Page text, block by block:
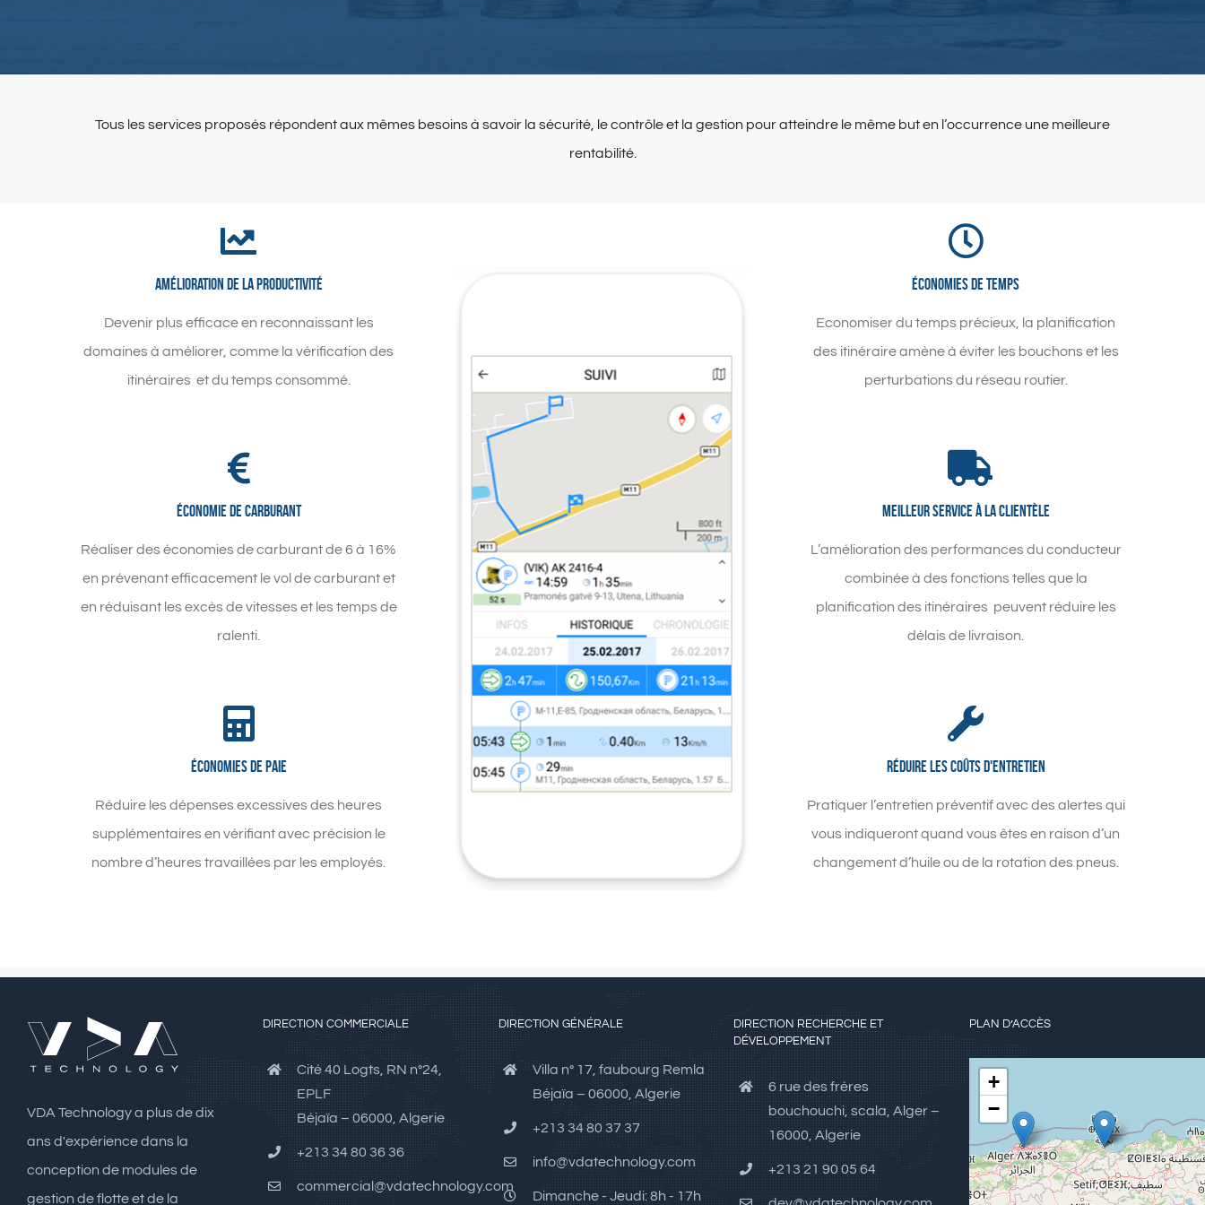
Tous les services proposés répondent aux mêmes besoins à savoir la sécurité, le contrôle et la gestion pour atteindre le même but en l’occurrence une meilleure
rentabilité.
Amélioration de la productivité
Devenir plus efficace en reconnaissant les
domaines à améliorer, comme la vérification des
itinéraires et du temps consommé.
Économie de carburant
Réaliser des économies de carburant de 6 à 16%
en prévenant efficacement le vol de carburant et
en réduisant les excès de vitesses et les temps de
ralenti.
Économies de paie
Réduire les dépenses excessives des heures
supplémentaires en vérifiant avec précision le
nombre d’heures travaillées par les employés.
Économies de temps
Economiser du temps précieux, la planification
des itinéraire amène à éviter les bouchons et les
perturbations du réseau routier.
Meilleur service à la clientèle
L’amélioration des performances du conducteur
combinée à des fonctions telles que la
planification des itinéraires peuvent réduire les
délais de livraison.
Réduire les coûts d'entretien
Pratiquer l’entretien préventif avec des alertes qui
vous indiqueront quand vous êtes en raison d’un
changement d’huile ou de la rotation des pneus.
VDA Technology a plus de dix
ans d'expérience dans la
conception de modules de
gestion de flotte et de la
DIRECTION COMMERCIALE
Cité 40 Logts, RN n°24,
EPLF
Béjaïa – 06000, Algerie
+213 34 80 36 36
commercial@vdatechnology.com
DIRECTION GÉNÉRALE
Villa n° 17, faubourg Remla
Béjaïa – 06000, Algerie
+213 34 80 37 37
info@vdatechnology.com
Dimanche - Jeudi: 8h - 17h
DIRECTION RECHERCHE ET
DÉVELOPPEMENT
6 rue des frères
bouchouchi, scala, Alger –
16000, Algerie
+213 21 90 05 64
PLAN D’ACCÈS
+
−